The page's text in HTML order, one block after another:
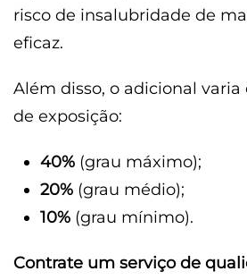
risco de insalubridade de
eficaz.
Além disso, o adicional
de exposição:
40% (grau máximo);
20% (grau médio);
10% (grau mínimo).
Contrate um serviço de